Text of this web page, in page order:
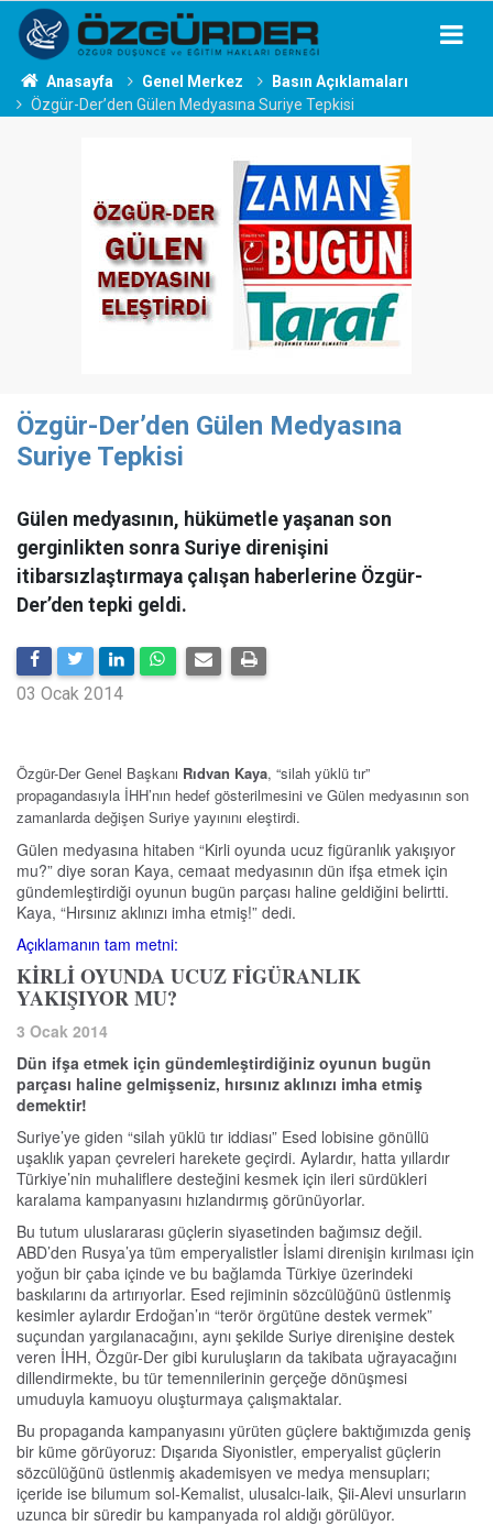
Anasayfa Genel Merkez
Basın Açıklamaları
Özgür-Der’den Gülen Medyasına Suriye Tepkisi
Özgür-Der’den Gülen Medyasına
Suriye Tepkisi
Gülen medyasının, hükümetle yaşanan son
gerginlikten sonra Suriye direnişini
itibarsızlaştırmaya çalışan haberlerine Özgür-
Der’den tepki geldi.
03 Ocak 2014
Özgür-Der Genel Başkanı Rıdvan Kaya, “silah yüklü tır”
propagandasıyla İHH’nın hedef gösterilmesini ve Gülen medyasının son
zamanlarda değişen Suriye yayınını eleştirdi.
Gülen medyasına hitaben “Kirli oyunda ucuz figüranlık yakışıyor
mu?” diye soran Kaya, cemaat medyasının dün ifşa etmek için
gündemleştirdiği oyunun bugün parçası haline geldiğini belirtti.
Kaya, “Hırsınız aklınızı imha etmiş!” dedi.
Açıklamanın tam metni:
KİRLİ OYUNDA UCUZ FİGÜRANLIK
YAKIŞIYOR MU?
3 Ocak 2014
Dün ifşa etmek için gündemleştirdiğiniz oyunun bugün
parçası haline gelmişseniz, hırsınız aklınızı imha etmiş
demektir!
Suriye’ye giden “silah yüklü tır iddiası” Esed lobisine gönüllü
uşaklık yapan çevreleri harekete geçirdi. Aylardır, hatta yıllardır
Türkiye’nin muhaliflere desteğini kesmek için ileri sürdükleri
karalama kampanyasını hızlandırmış görünüyorlar.
Bu tutum uluslararası güçlerin siyasetinden bağımsız değil.
ABD’den Rusya’ya tüm emperyalistler İslami direnişin kırılması için
yoğun bir çaba içinde ve bu bağlamda Türkiye üzerindeki
baskılarını da artırıyorlar. Esed rejiminin sözcülüğünü üstlenmiş
kesimler aylardır Erdoğan’ın “terör örgütüne destek vermek”
suçundan yargılanacağını, aynı şekilde Suriye direnişine destek
veren İHH, Özgür-Der gibi kuruluşların da takibata uğrayacağını
dillendirmekte, bu tür temennilerinin gerçeğe dönüşmesi
umuduyla kamuoyu oluşturmaya çalışmaktalar.
Bu propaganda kampanyasını yürüten güçlere baktığımızda geniş
bir küme görüyoruz: Dışarıda Siyonistler, emperyalist güçlerin
sözcülüğünü üstlenmiş akademisyen ve medya mensupları;
içeride ise bilumum sol-Kemalist, ulusalcı-laik, Şii-Alevi unsurların
uzunca bir süredir bu kampanyada rol aldığı görülüyor.